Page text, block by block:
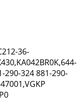
36-
290-324 881-290-